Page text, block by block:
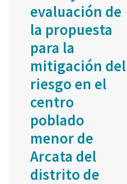
evaluación de
la propuesta
para la
mitigación del
riesgo en el
centro
poblado
menor de
Arcata del
distrito de